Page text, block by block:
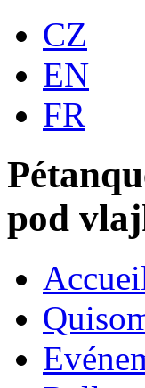
CZ
EN
FR
pod
Qui